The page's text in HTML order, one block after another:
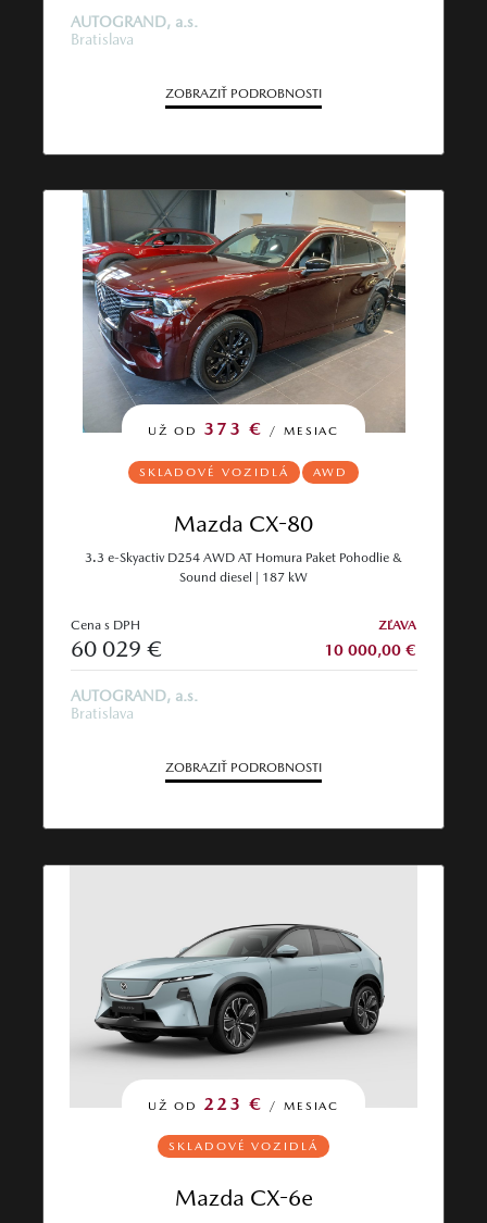
AUTOGRAND, a.s.
Bratislava
ZOBRAZIŤ PODROBNOSTI
UŽ OD 373 € / MESIAC
SKLADOVÉ VOZIDLÁ AWD
Mazda CX-80
3.3 e-Skyactiv D254 AWD AT Homura Paket Pohodlie &
Sound diesel | 187 kW
Cena s DPH
60 029 €
ZĽAVA
10 000,00 €
AUTOGRAND, a.s.
Bratislava
ZOBRAZIŤ PODROBNOSTI
UŽ OD 223 € / MESIAC
SKLADOVÉ VOZIDLÁ
Mazda CX-6e